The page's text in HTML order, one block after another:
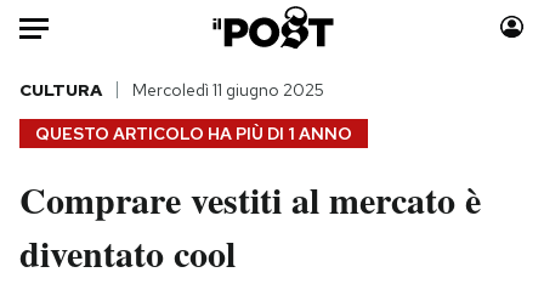
Auto
HOME
Italia
Politica
Moda
QUESTO ARTICOLO HA PIÙ DI 1 ANNO
CULTURA Mercoledì 11 giugno 2025
Comprare vestiti al mercato è
diventato cool